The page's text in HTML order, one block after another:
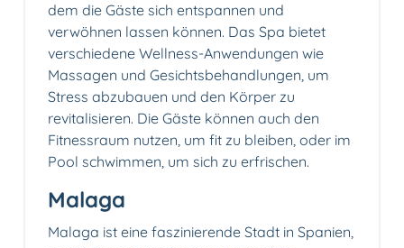
dem die Gäste sich entspannen und
verwöhnen lassen können. Das Spa bietet
verschiedene Wellness-Anwendungen wie
Massagen und Gesichtsbehandlungen, um
Stress abzubauen und den Körper zu
revitalisieren. Die Gäste können auch den
Fitnessraum nutzen, um fit zu bleiben, oder im
Pool schwimmen, um sich zu erfrischen.
Malaga
Malaga ist eine faszinierende Stadt in Spanien,